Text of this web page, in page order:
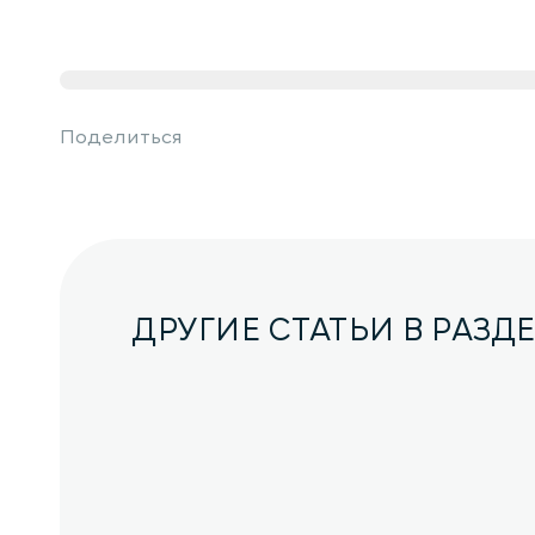
Поделиться
ДРУГИЕ СТАТЬИ В